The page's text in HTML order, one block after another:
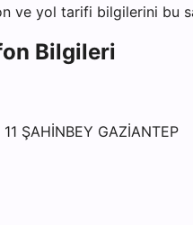
ve yol tarifi bilgilerini bu
Bilgileri
ŞAHİNBEY GAZİANTEP